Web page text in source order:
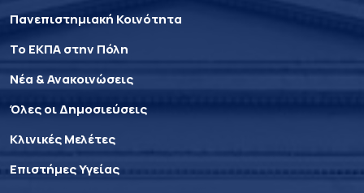
Πανεπιστημιακή Κοινότητα
Το ΕΚΠΑ στην Πόλη
Νέα & Ανακοινώσεις
Όλες οι Δημοσιεύσεις
Κλινικές Μελέτες
Επιστήμες Υγείας